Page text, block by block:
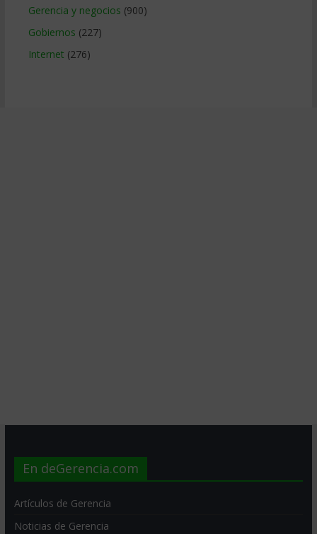
Gerencia y negocios (900)
Gobiernos (227)
Internet (276)
En deGerencia.com
Artículos de Gerencia
Noticias de Gerencia